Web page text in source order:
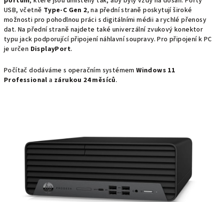
USB, včetně Type-C Gen 2, na přední straně poskytují široké
možnosti pro pohodlnou práci s digitálními médii a rychlé přenosy
dat. Na přední straně najdete také univerzální zvukový konektor
typu jack podporující připojení náhlavní soupravy. Pro připojení k PC
je určen DisplayPort.
Počítač dodáváme s operačním systémemWindows 11
Professional a zárukou 24 měsíců.